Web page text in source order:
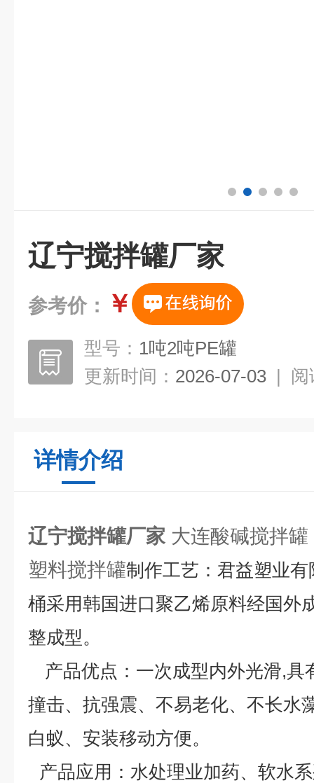
辽宁搅拌罐厂家
参考价： ￥
型号： 1吨2吨PE罐
更新时间： 2026-07-03 | 阅
详情介绍
辽宁搅拌罐厂家 大连酸碱搅拌
塑料搅拌罐制作工艺： 君益塑业
桶采用韩国进口聚乙烯原料经国外
整成型。
产品优点： 一次成型内外光滑,具
撞击、抗强震、不易老化、不长水
白蚁、安装移动方便。
产品应用 ：水处理业加药、软水